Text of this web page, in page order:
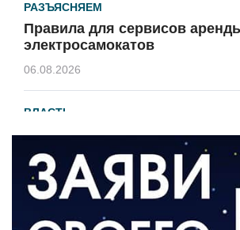
РАЗЪЯСНЯЕМ
Правила для сервисов
электросамокатов
06.08.2026
ВЛАСТЬ
В 2026 году установят 16
водоподготовки в посёлках
06.08.2026
ВЛАСТЬ